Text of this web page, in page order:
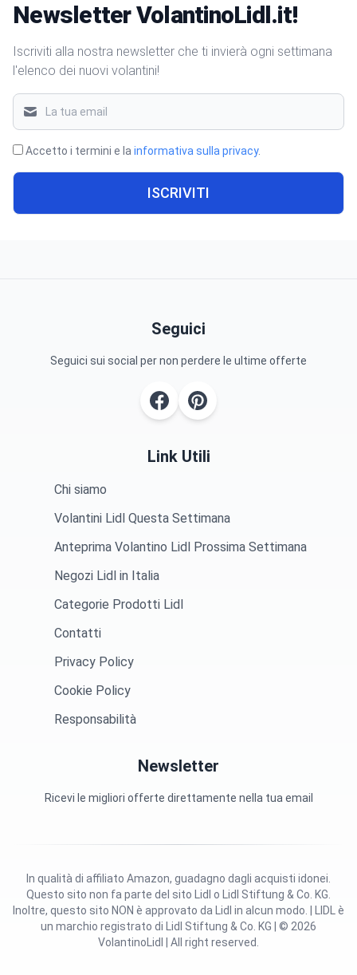
Newsletter VolantinoLidl.it!
Iscriviti alla nostra newsletter che ti invierà ogni settimana
l'elenco dei nuovi volantini!
Accetto i termini e lainformativa sulla privacy.
ISCRIVITI
Seguici
Seguici sui social per non perdere le ultime offerte
Link Utili
Chi siamo
Volantini Lidl Questa Settimana
Anteprima Volantino Lidl Prossima Settimana
Negozi Lidl in Italia
Categorie Prodotti Lidl
Contatti
Privacy Policy
Cookie Policy
Responsabilità
Newsletter
Ricevi le migliori offerte direttamente nella tua email
Questo sito non fa parte del sito Lidl o Lidl Stiftung & Co. KG.
Inoltre, questo sito NON è approvato da Lidl in alcun modo. | LIDL è
un marchio registrato di Lidl Stiftung & Co. KG | © 2026
VolantinoLidl | All right reserved.
In qualità di affiliato Amazon, guadagno dagli acquisti idonei.